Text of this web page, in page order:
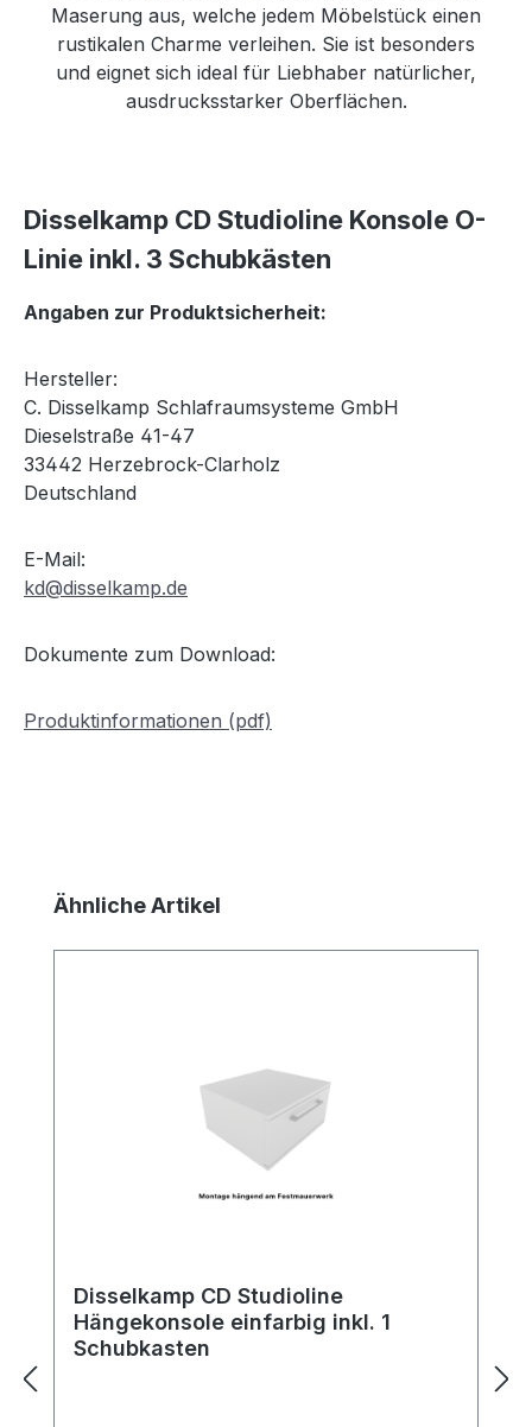
Maserung aus, welche jedem Möbelstück einen
rustikalen Charme verleihen. Sie ist besonders
und eignet sich ideal für Liebhaber natürlicher,
ausdrucksstarker Oberflächen.
Disselkamp CD Studioline Konsole O-
Linie inkl. 3 Schubkästen
Angaben zur Produktsicherheit:
Hersteller:
C. Disselkamp Schlafraumsysteme GmbH
Dieselstraße 41-47
33442 Herzebrock-Clarholz
Deutschland
E-Mail:
kd@disselkamp.de
Dokumente zum Download:
Produktinformationen (pdf)
Produktgalerie überspringen
Ähnliche Artikel
Disselkamp CD Studioline
Hängekonsole einfarbig inkl. 1
Schubkasten